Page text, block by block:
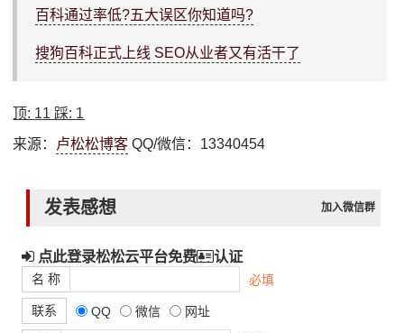
百科通过率低?五大误区你知道吗?
搜狗百科正式上线 SEO从业者又有活干了
顶: 11 踩: 1
来源： 卢松松博客 QQ/微信：13340454
发表感想 加入微信群
点此登录松松云平台免费 认证
名 称 必填
联系 QQ 微信 网址